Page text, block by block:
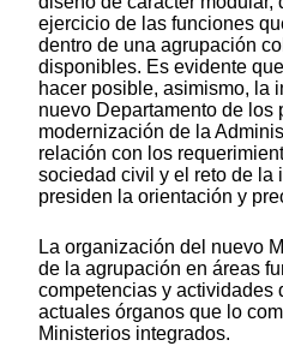
ejercicio de las funciones
dentro de una agrupación
disponibles. Es evidente
hacer posible, asimismo, la
nuevo Departamento de los
modernización de la
relación con los
sociedad civil y el reto de la
presiden la orientación y
La organización del nuevo
de la agrupación en áreas
competencias y actividades
actuales órganos que lo
Ministerios integrados.